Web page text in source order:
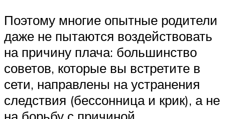
Поэтому многие опытные родители
даже не пытаются воздействовать
на причину плача: большинство
советов, которые вы встретите в
сети, направлены на устранения
следствия (бессонница и крик), а не